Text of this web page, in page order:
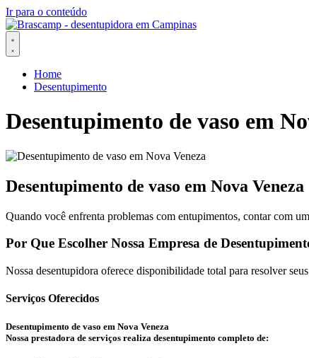
Ir para o conteúdo
Home
Desentupimento
Desentupimento de vaso em
Desentupimento de vaso em Nova Veneza
Quando você enfrenta problemas com entupimentos, contar com
Por Que Escolher Nossa Empresa de
Nossa desentupidora oferece disponibilidade total para resolver
Serviços Oferecidos
Desentupimento de vaso em Nova Veneza
Nossa prestadora de serviços realiza desentupimento completo de: